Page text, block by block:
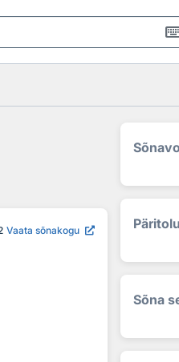
Vaata sõnakogu
Sõna